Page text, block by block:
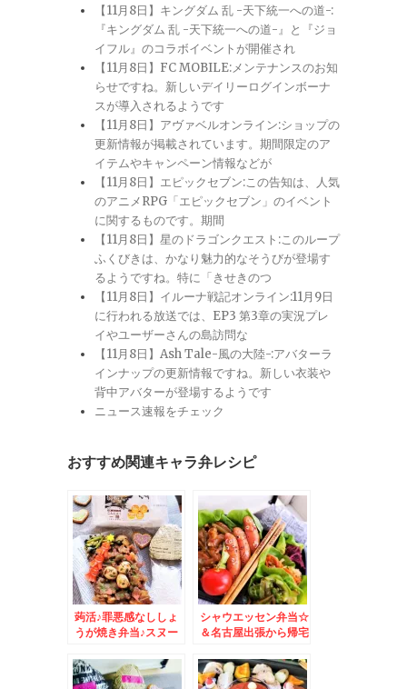
【11月8日】キングダム 乱 -天下統一への道-:
『キングダム 乱 -天下統一への道-』と『ジョ
イフル』のコラボイベントが開催され
【11月8日】FC MOBILE:メンテナンスのお知
らせですね。新しいデイリーログインボーナ
スが導入されるようです
【11月8日】アヴァベルオンライン:ショップの
更新情報が掲載されています。期間限定のア
イテムやキャンペーン情報などが
【11月8日】エピックセブン:この告知は、人気
のアニメRPG「エピックセブン」のイベント
に関するものです。期間
【11月8日】星のドラゴンクエスト:このループ
ふくびきは、かなり魅力的なそうびが登場す
るようですね。特に「きせきのつ
【11月8日】イルーナ戦記オンライン:11月9日
に行われる放送では、EP3 第3章の実況プレ
イやユーザーさんの島訪問な
【11月8日】Ash Tale-風の大陸-:アバターラ
インナップの更新情報ですね。新しい衣装や
背中アバターが登場するようです
ニュース速報をチェック
おすすめ関連キャラ弁レシピ
蒟活♪罪悪感なししょ
うが焼き弁当♪スヌー
シャウエッセン弁当☆
＆名古屋出張から帰宅